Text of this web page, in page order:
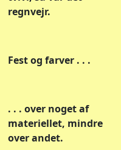
regnvejr.
Fest og farver . . .
. . . over noget af
materiellet, mindre
over andet.